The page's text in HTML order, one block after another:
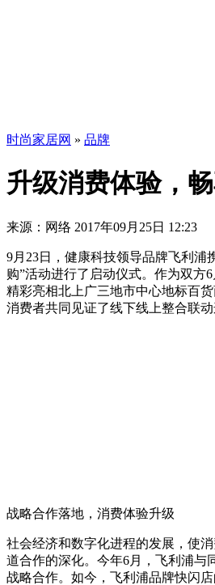
时尚家居网 » 品牌
升级消费体验，
来源：网络 2017年09月25日 12:23
9月23日，健康科技领导品牌飞利浦
购”活动进行了启动仪式。作为双方
精彩亮相北上广三地市中心地标百
消费者共同见证了线下线上整合联
战略合作落地，消费体验升级
社会经济和数字化进程的发展，使
道合作的深化。今年6月，飞利浦与
战略合作。如今，飞利浦品牌快闪